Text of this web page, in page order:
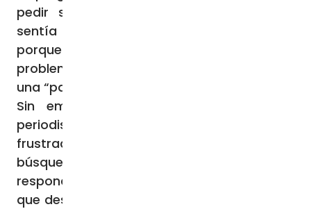
pedir solidaridad para los migrantes se
sentía
porque hoy existe la conciencia de este
problema al punto que se ha convertido en
una “patata caliente”.
Sin embargo, ante la pregunta de un
periodista español sobre si se sentía
frustrado por la falta de frutos en la
búsqueda de paz entre Ucrania y Rusia,
respondió:
que desde la Santa Sede se hace lo posible,